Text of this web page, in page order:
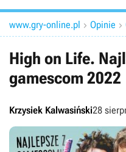
www.gry-online.pl  Opinie 
High on Life.
gamescom 2022
Krzysiek Kalwasiński28